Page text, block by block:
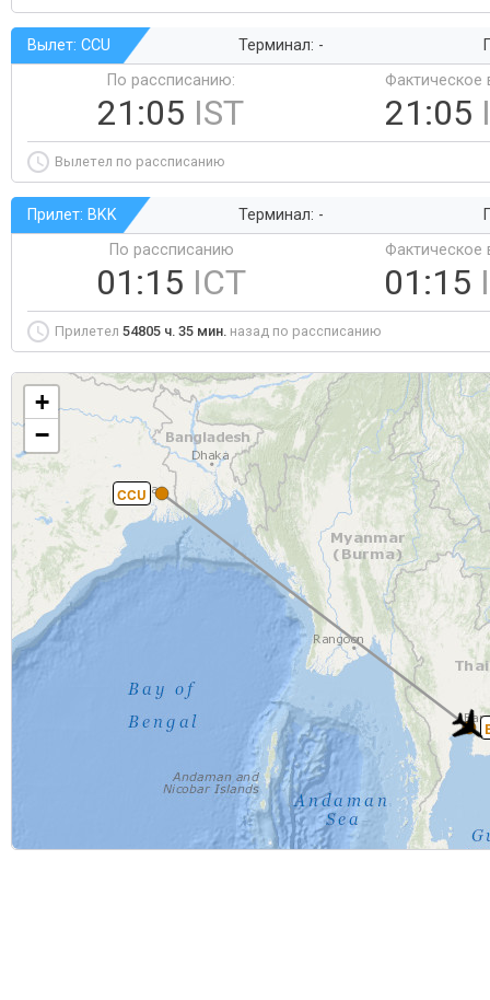
Вылет: CCU Терминал: -
По рассписанию:
21:05 IST
Фактическое
21:05
Вылетел по рассписанию
Прилет: BKK Терминал: -
По рассписанию
01:15 ICT
Фактическое
01:15
Прилетел 54805 ч. 35 мин. назад по рассписанию
CCU
+
−